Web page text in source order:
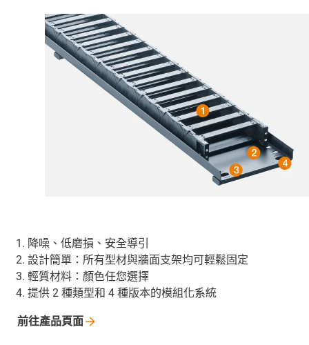
降噪、低磨損、安全導引
設計簡單：所有型材與牆面支架均可輕鬆固定
輕質材料：顏色任您選擇
提供 2 種類型和 4 種版本的模組化系統
前往產品頁面